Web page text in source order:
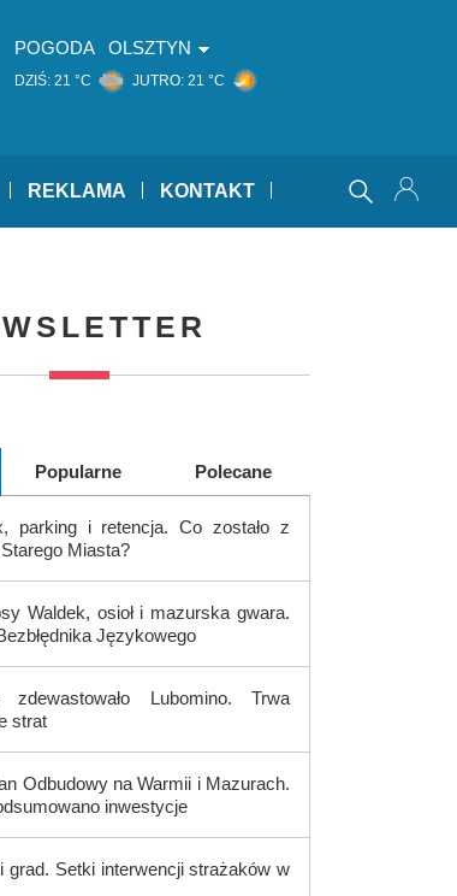
POGODA OLSZTYN
DZIŚ: 21 °C JUTRO: 21 °C
REKLAMA KONTAKT
Popularne Polecane
parking i retencja. Co zostało z
Miasta?
Waldek, osioł i mazurska gwara.
Językowego
zdewastowało Lubomino. Trwa
strat
Odbudowy na Warmii i Mazurach.
inwestycje
grad. Setki interwencji strażaków w